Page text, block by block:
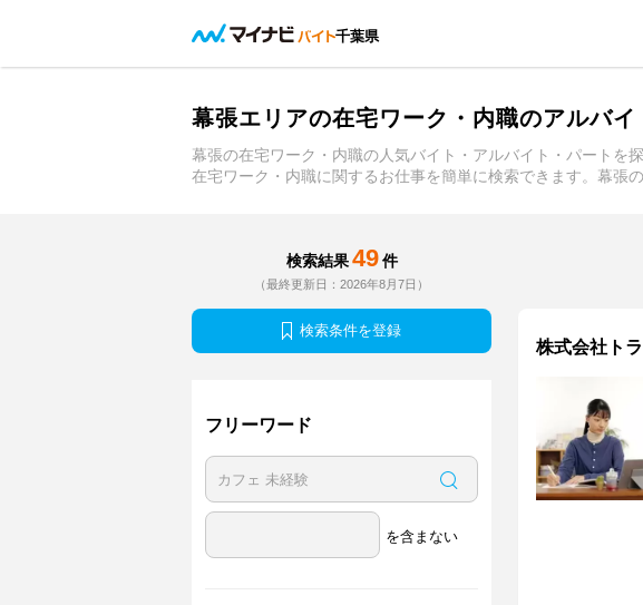
千葉県
幕張エリアの在宅ワーク・内職のアルバ
幕張の在宅ワーク・内職の人気バイト・アルバイト・パートを
在宅ワーク・内職に関するお仕事を簡単に検索できます。幕張
検索結果 49 件
（最終更新日：2026年8月7日）
検索条件を登録
フリーワード
を含まない
株式会社ト